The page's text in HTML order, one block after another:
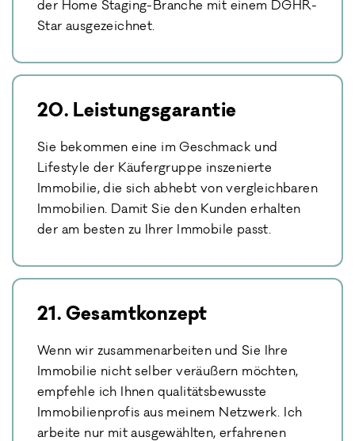
der Home Staging-Branche mit einem DGHR-
Star ausgezeichnet.
20. Leistungsgarantie
Sie bekommen eine im Geschmack und
Lifestyle der Käufergruppe inszenierte
Immobilie, die sich abhebt von vergleichbaren
Immobilien. Damit Sie den Kunden erhalten
der am besten zu Ihrer Immobile passt.
21. Gesamtkonzept
Wenn wir zusammenarbeiten und Sie Ihre
Immobilie nicht selber veräußern möchten,
empfehle ich Ihnen qualitätsbewusste
Immobilienprofis aus meinem Netzwerk. Ich
arbeite nur mit ausgewählten, erfahrenen